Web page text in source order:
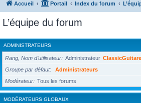
Accueil Portail Index du forum
L’équipe du forum
ADMINISTRATEURS
Rang, Nom d’utilisateur Administrateur ClassicGuitare
Groupe par défaut
Administrateurs
Modérateur
Tous les forums
MODÉRATEURS GLOBAUX